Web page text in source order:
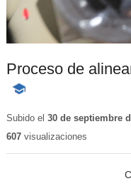
Proceso de
-
educativo
Subido el 30 de septiembre
607visualizaciones